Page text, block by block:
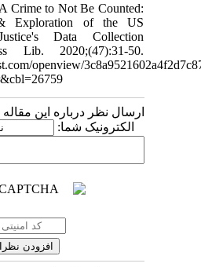
A Crime to Not Be Counted:
& Exploration of the US
Data Collection
Lib. 2020;(47):31-50.
openview/
ارسال نظر درباره این مقاله
الکترونیک شما: